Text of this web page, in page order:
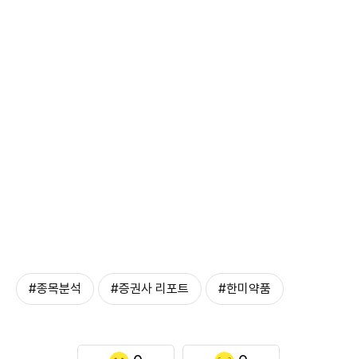
#종목분석 #증권사 리포트 #한미약품